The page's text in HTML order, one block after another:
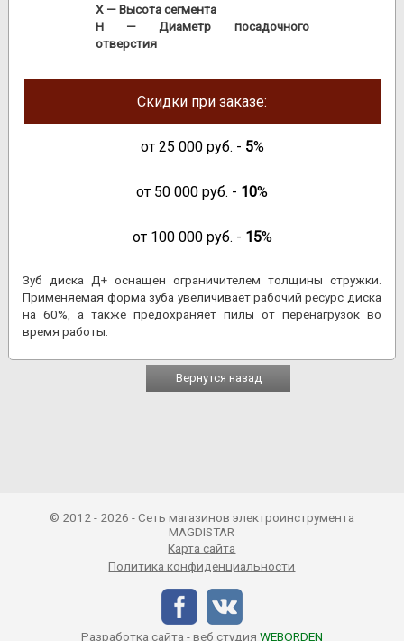
X— Высота сегмента
H— Диаметр посадочного
отверстия
Скидки при заказе:
от 25 000руб. - 5%
от 50 000 руб. - 10%
от 100 000руб. - 15%
Зуб диска Д+ оснащен ограничителем толщины стружки.
Применяемая форма зуба увеличивает рабочий ресурс диска
на 60%, а также предохраняет пилы от перенагрузок во
время работы.
Вернутся назад
© 2012 - 2026 - Сеть магазинов электроинструмента
MAGDISTAR
Карта сайта
Политика конфиденциальности
Разработка сайта - веб студия WEBORDEN